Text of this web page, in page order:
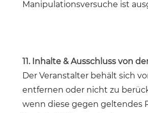
Manipulationsversuche ist
11. Inhalte & Ausschluss von
Der Veranstalter behält sich
entfernen oder nicht zu
wenn diese gegen geltendes